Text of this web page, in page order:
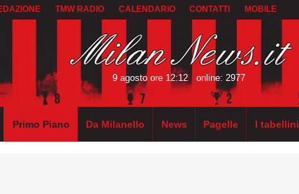
TMW RADIO CALENDARIO CONTATTI MOBILE
9 agosto ore 12:12 online: 2977
Primo Piano Da Milanello News Pagelle I tabellini